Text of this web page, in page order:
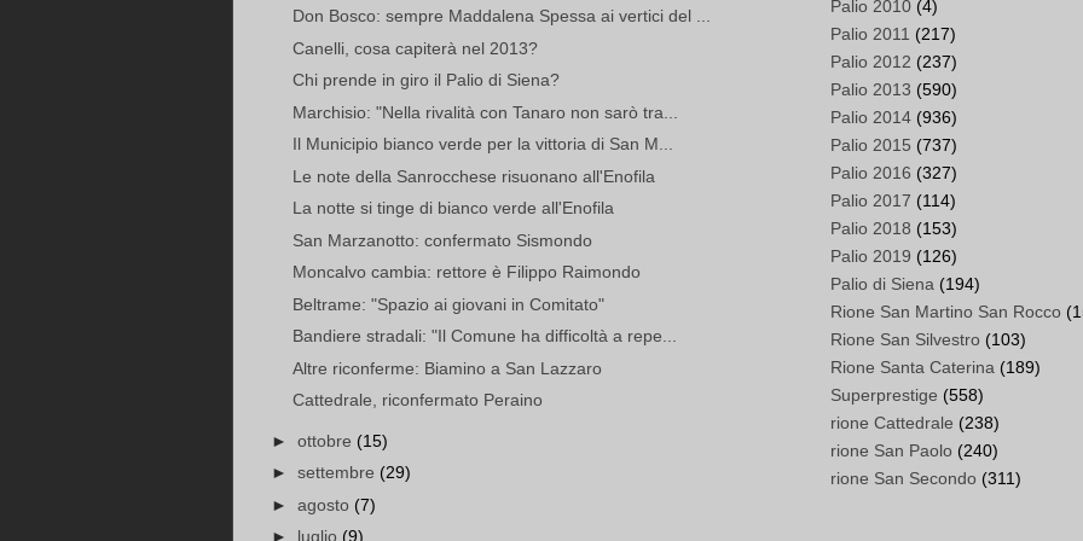
Don Bosco: sempre Maddalena Spessa ai vertici del ...
Canelli, cosa capiterà nel 2013?
Chi prende in giro il Palio di Siena?
Marchisio: "Nella rivalità con Tanaro non sarò tra...
Il Municipio bianco verde per la vittoria di San M...
Le note della Sanrocchese risuonano all'Enofila
La notte si tinge di bianco verde all'Enofila
San Marzanotto: confermato Sismondo
Moncalvo cambia: rettore è Filippo Raimondo
Beltrame: "Spazio ai giovani in Comitato"
Bandiere stradali: "Il Comune ha difficoltà a repe...
Altre riconferme: Biamino a San Lazzaro
Cattedrale, riconfermato Peraino
► ottobre (15)
► settembre (29)
► agosto (7)
► luglio (9)
Palio 2010 (4)
Palio 2011 (217)
Palio 2012 (237)
Palio 2013 (590)
Palio 2014 (936)
Palio 2015 (737)
Palio 2016 (327)
Palio 2017 (114)
Palio 2018 (153)
Palio 2019 (126)
Palio di Siena (194)
Rione San Martino San Rocco
Rione San Silvestro (103)
Rione Santa Caterina (189)
Superprestige (558)
rione Cattedrale (238)
rione San Paolo (240)
rione San Secondo (311)